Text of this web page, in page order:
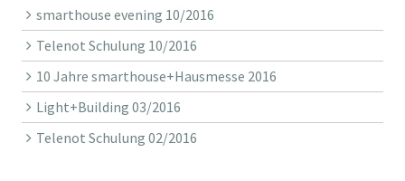
smarthouse evening 10/2016
Telenot Schulung 10/2016
10 Jahre smarthouse+Hausmesse 2016
Light+Building 03/2016
Telenot Schulung 02/2016